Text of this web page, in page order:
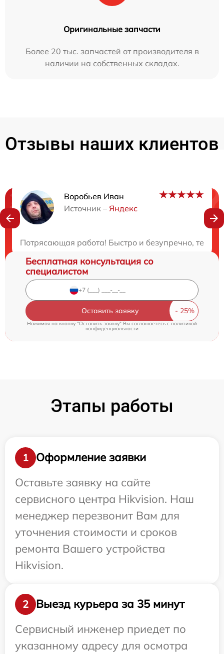
Оригинальные запчасти
Более 20 тыс. запчастей от производителя в
наличии на собственных складах.
Отзывы наших клиентов
Воробьев Иван
Источник – Яндекс
Потрясающая работа! Быстро и безупречно,
Нужна консультация?
Бесплатная консультация со
специалистом
Оставить заявку
Нажимая на кнопку "Оставить заявку" Вы соглашаетесь cполитикой
конфиденциальности
Этапы работы
1
Оформление заявки
Оставьте заявку на сайте
сервисного центра Hikvision. Наш
менеджер перезвонит Вам для
уточнения стоимости и сроков
ремонта Вашего устройства
Hikvision.
2
Выезд курьера за 35 минут
Сервисный инженер приедет по
указанному адресу для осмотра